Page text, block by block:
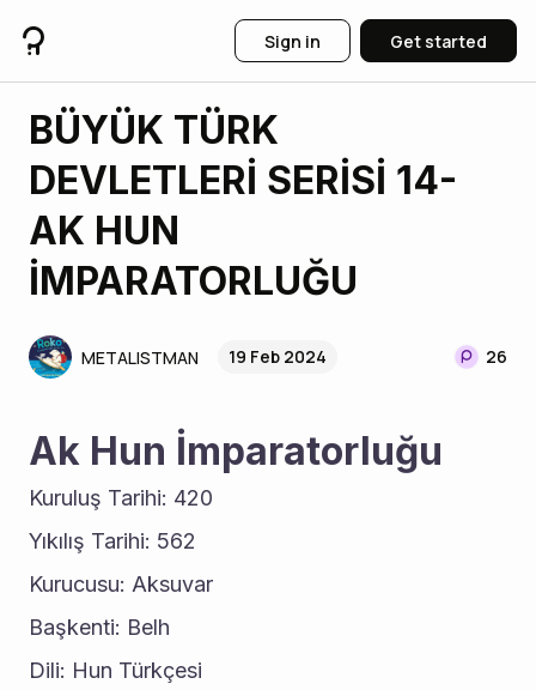
Sign in Get started
BÜYÜK TÜRK
DEVLETLERİ SERİSİ 14-
AK HUN
İMPARATORLUĞU
METALISTMAN 19 Feb 2024 26
Ak Hun İmparatorluğu
Kuruluş Tarihi: 420
Yıkılış Tarihi: 562
Kurucusu: Aksuvar
Başkenti: Belh
Dili: Hun Türkçesi